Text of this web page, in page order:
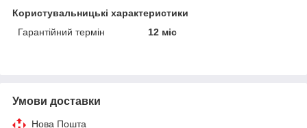
Користувальницькі характеристики
Гарантійний термін
12 міс
Умови доставки
Нова Пошта